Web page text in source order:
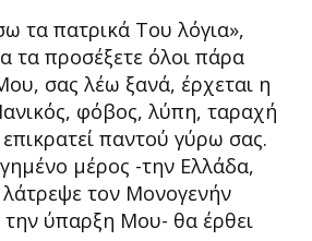
τα πατρικά Του λόγια»,
τα προσέξετε όλοι πάρα
σας λέω ξανά, έρχεται η
φόβος, λύπη, ταραχή
παντού γύρω σας.
μέρος -την Ελλάδα,
τον Μονογενήν
ύπαρξη Μου- θα έρθει